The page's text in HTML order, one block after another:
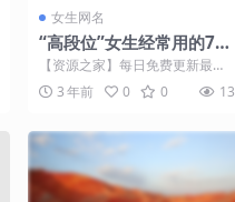
女生网名
“高段位”女生经常用的7个
微信昵称，看看你朋友圈
里有吗？
【资源之家】每日免费更新最热
门的副业项目资源 导语：如今随
着社会的不断进步，我们...
3 年前 0 0 13